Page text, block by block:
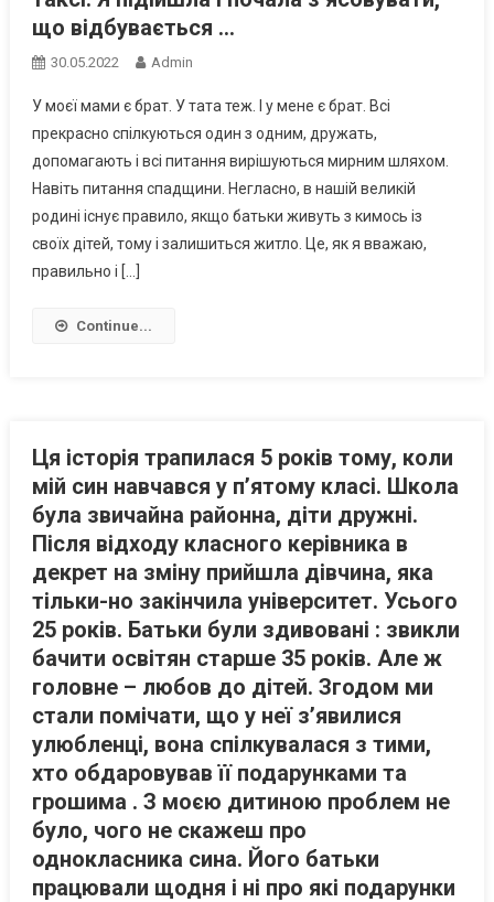
що відбувається …
30.05.2022 Admin
У моєї мами є брат. У тата теж. І у мене є брат. Всі
прекрасно спілкуються один з одним, дружать,
допомагають і всі питання вирішуються мирним шляхом.
Навіть питання спадщини. Негласно, в нашій великій
родині існує правило, якщо батьки живуть з кимось із
своїх дітей, тому і залишиться житло. Це, як я вважаю,
правильно і […]
Continue...
Ця історія трапилася 5 років тому, коли
мій син навчався у п’ятому класі. Школа
була звичайна районна, діти дружні.
Після відходу класного керівника в
декрет на зміну прийшла дівчина, яка
тільки-но закінчила університет. Усього
25 років. Батьки були здивовані : звикли
бачити освітян старше 35 років. Але ж
головне – любов до дітей. Згодом ми
стали помічати, що у неї з’явилися
улюбленці, вона спілкувалася з тими,
хто обдаровував її подарунками та
грошима . З моєю дитиною проблем не
було, чого не скажеш про
однокласника сина. Його батьки
працювали щодня і ні про які подарунки